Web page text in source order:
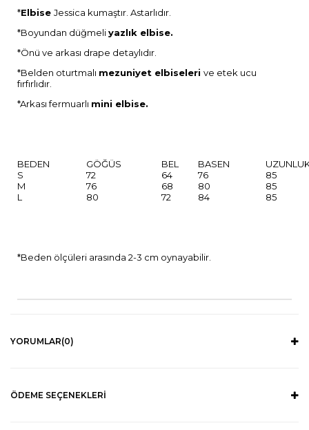
*Elbise Jessica kumaştır. Astarlıdır.
*Boyundan düğmeliyazlık elbise.
*Önü ve arkası drape detaylıdır.
*Belden oturtmalı mezuniyet elbiseleri ve etek ucu
fırfırlıdır.
*Arkası fermuarlı mini elbise.
BEDEN GÖĞÜS BEL BASEN
S
72 64 76
85
M
76 68 80
85
L
80 72 84 85
*Beden ölçüleri arasında 2-3 cm oynayabilir.
YORUMLAR(0)
ÖDEME SEÇENEKLERI